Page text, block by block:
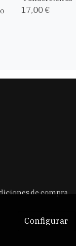
17,00 €
de compra
Configurar